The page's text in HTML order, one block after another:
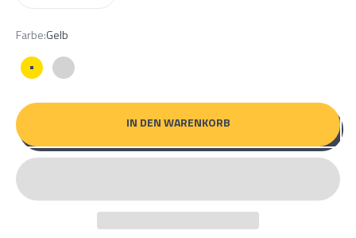
Farbe:Gelb
Gelb Silber
IN DEN WARENKORB